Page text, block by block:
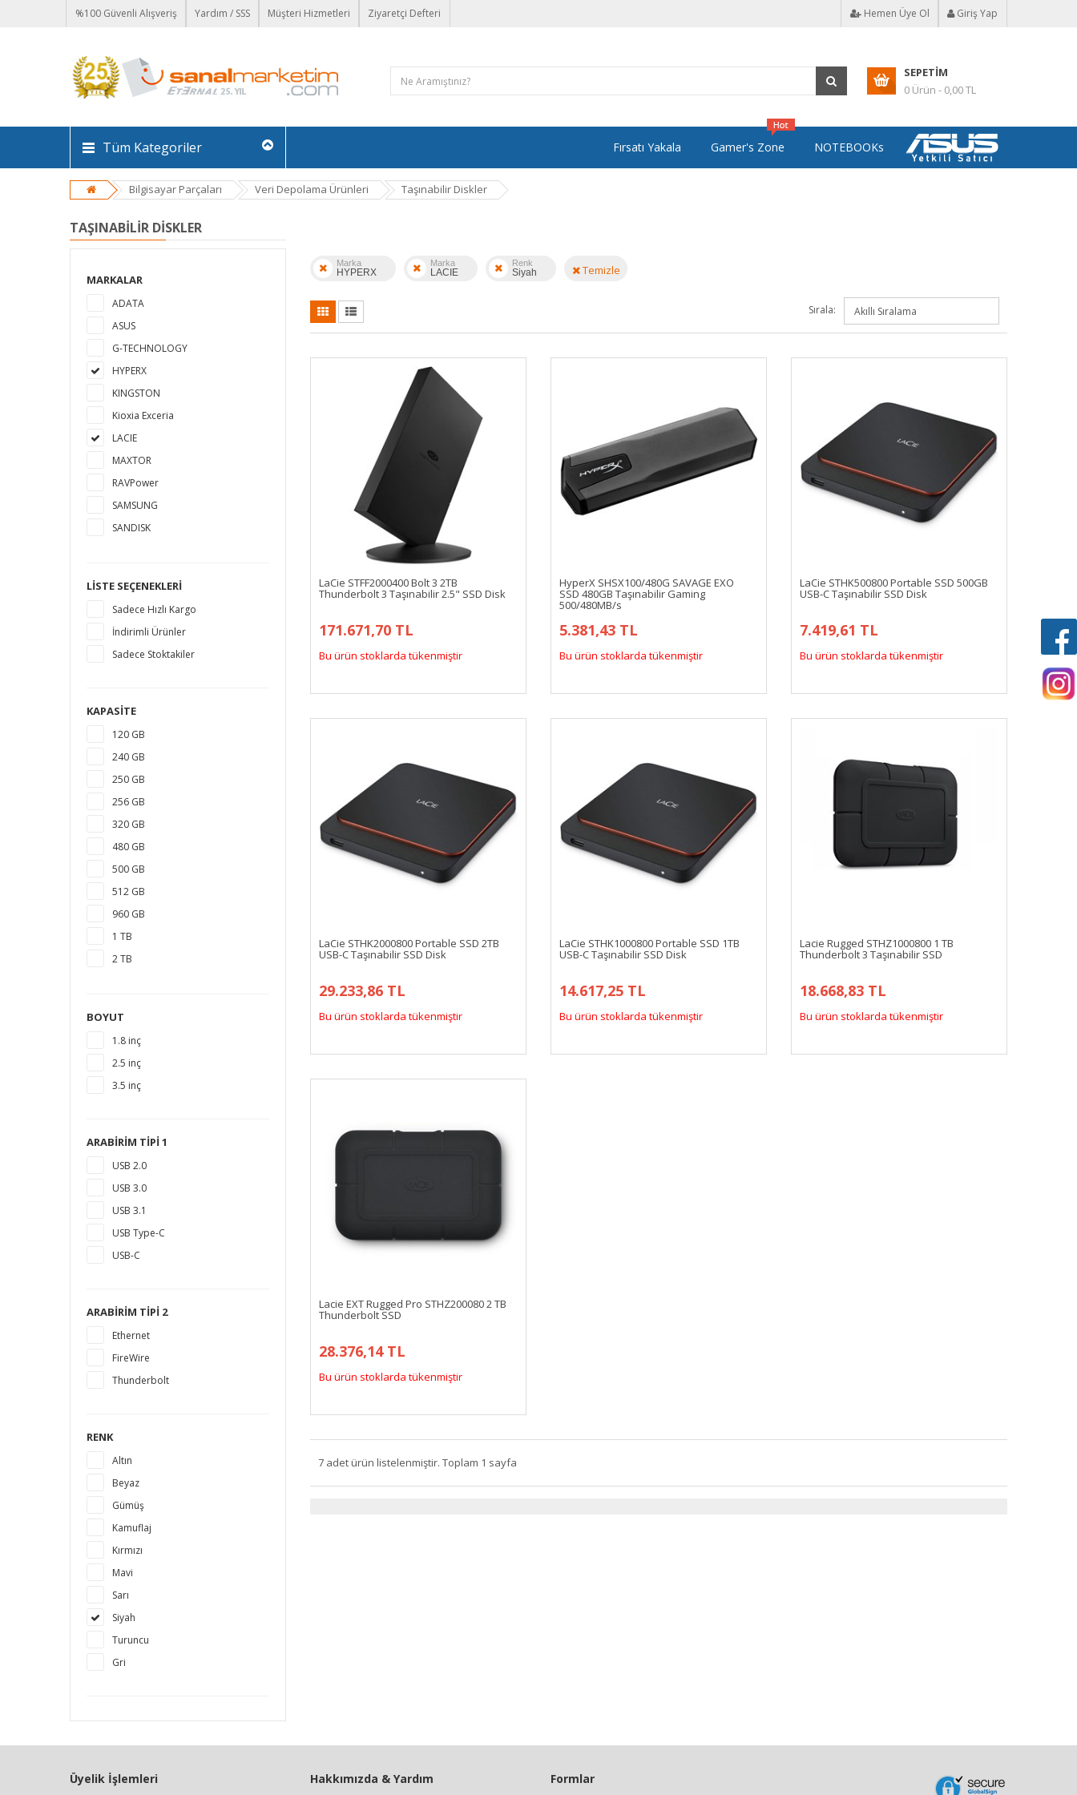
%100 Güvenli Alışveriş Yardım / SSS Müşteri Hizmetleri Ziyaretçi Defteri Hemen Üye Ol Giriş Yap
SEPETIM
0 Ürün - 0,00 TL
Tüm Kategoriler Fırsatı Yakala Gamer's Zone NOTEBOOKs
Bilgisayar Parçaları Veri Depolama Ürünleri Taşınabilir Diskler
TAŞINABILIR DISKLER
MARKALAR
ADATA
ASUS
G-TECHNOLOGY
HYPERX
KINGSTON
Kioxia Exceria
LACIE
MAXTOR
RAVPower
SAMSUNG
SANDISK
WESTERN DIGITAL
LISTE SEÇENEKLERI
Sadece Hızlı Kargo
İndirimli Ürünler
Sadece Stoktakiler
KAPASITE
120 GB
240 GB
250 GB
256 GB
320 GB
480 GB
500 GB
512 GB
960 GB
1 TB
2 TB
6 TB
8 TB
10 TB
16 TB
18 TB
1,5 TB
14 TB
BOYUT
1.8 inç
2.5 inç
3.5 inç
ARABIRIM TIPI 1
USB 2.0
USB 3.0
USB 3.1
USB Type-C
USB-C
ARABIRIM TIPI 2
Ethernet
FireWire
Thunderbolt
RENK
Altın
Beyaz
Gümüş
Kamuflaj
Kırmızı
Mavi
Sarı
Siyah
Turuncu
Gri
Marka
HYPERX
Marka
LACIE
Renk
Siyah Temizle
Sırala:
LaCie STFF2000400 Bolt 3 2TB
Thunderbolt 3 Taşınabilir 2.5" SSD Disk
171.671,70 TL
Bu ürün stoklarda tükenmiştir
HyperX SHSX100/480G SAVAGE EXO
SSD 480GB Taşınabilir Gaming
500/480MB/s
5.381,43 TL
Bu ürün stoklarda tükenmiştir
LaCie STHK500800 Portable SSD 500GB
USB-C Taşınabilir SSD Disk
7.419,61 TL
Bu ürün stoklarda tükenmiştir
LaCie STHK2000800 Portable SSD 2TB
USB-C Taşınabilir SSD Disk
29.233,86 TL
Bu ürün stoklarda tükenmiştir
LaCie STHK1000800 Portable SSD 1TB
USB-C Taşınabilir SSD Disk
14.617,25 TL
Bu ürün stoklarda tükenmiştir
Lacie Rugged STHZ1000800 1 TB
Thunderbolt 3 Taşınabilir SSD
18.668,83 TL
Bu ürün stoklarda tükenmiştir
Lacie EXT Rugged Pro STHZ200080 2 TB
Thunderbolt SSD
28.376,14 TL
Bu ürün stoklarda tükenmiştir
7 adet ürün listelenmiştir. Toplam 1 sayfa
Üyelik İşlemleri Hakkımızda & Yardım Formlar